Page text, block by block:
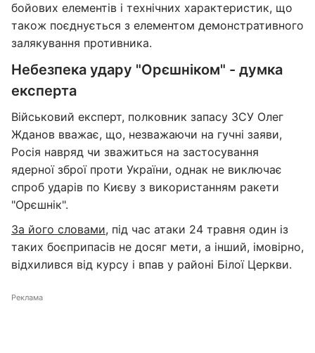
бойових елементів і технічних характеристик, що
також поєднується з елементом демонстративного
залякування противника.
Небезпека удару "Орєшніком" - думка
експерта
Військовий експерт, полковник запасу ЗСУ Олег
Жданов вважає, що, незважаючи на гучні заяви,
Росія навряд чи зважиться на застосування
ядерної зброї проти України, однак не виключає
спроб ударів по Києву з використанням ракети
"Орєшнік".
За його словами, під час атаки 24 травня один із
таких боєприпасів не досяг мети, а інший, імовірно,
відхилився від курсу і впав у районі Білої Церкви.
Реклама